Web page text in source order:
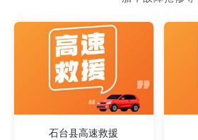
石台县高速救援